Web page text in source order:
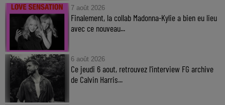
7 août 2026
Finalement, la collab Madonna-Kylie a bien eu lieu
avec ce nouveau...
6 août 2026
Ce jeudi 6 aout, retrouvez l'interview FG archive
de Calvin Harris...